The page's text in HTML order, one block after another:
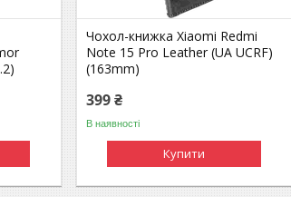
Чохол-книжка Xiaomi Redmi
Note 15 Pro Leather (UA UCRF)
(163mm)
399 ₴
В наявності
Купити